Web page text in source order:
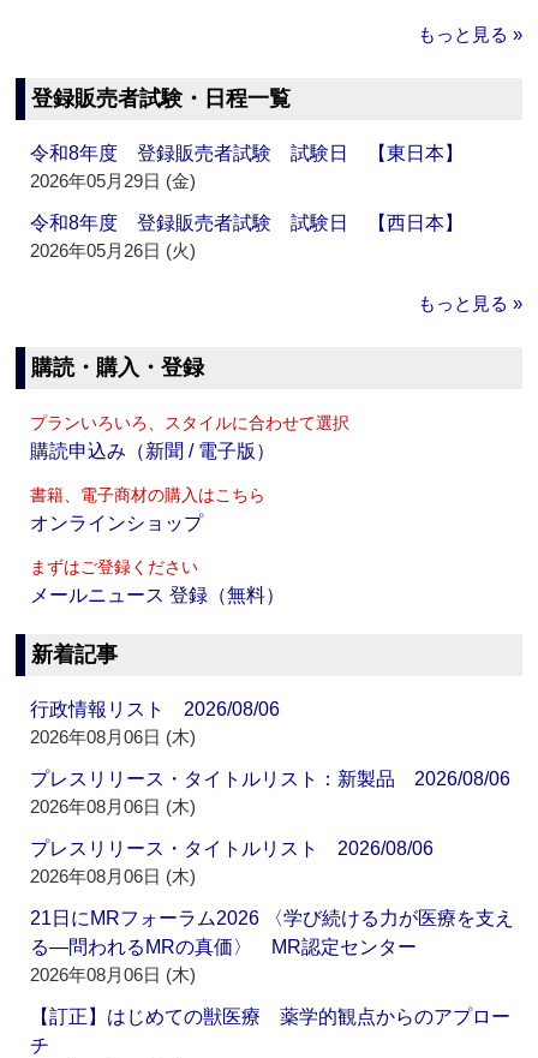
もっと見る »
登録販売者試験・日程一覧
令和8年度 登録販売者試験 試験日 【東日本】
2026年05月29日 (金)
令和8年度 登録販売者試験 試験日 【西日本】
2026年05月26日 (火)
もっと見る »
購読・購入・登録
プランいろいろ、スタイルに合わせて選択
購読申込み（新聞 / 電子版）
書籍、電子商材の購入はこちら
オンラインショップ
まずはご登録ください
メールニュース 登録（無料）
新着記事
行政情報リスト 2026/08/06
2026年08月06日 (木)
プレスリリース・タイトルリスト：新製品 2026/08/06
2026年08月06日 (木)
プレスリリース・タイトルリスト 2026/08/06
2026年08月06日 (木)
21日にMRフォーラム2026 〈学び続ける力が医療を支え
る―問われるMRの真価〉 MR認定センター
2026年08月06日 (木)
【訂正】はじめての獣医療 薬学的観点からのアプロー
チ